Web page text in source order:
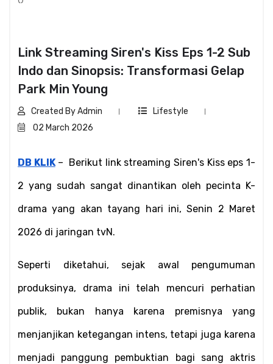
Link Streaming Siren's Kiss Eps 1-2 Sub
Indo dan Sinopsis: Transformasi Gelap
Park Min Young
Created By Admin
Lifestyle
02 March 2026
DB KLIK – Berikut link streaming Siren's Kiss eps 1-
2 yang sudah sangat dinantikan oleh pecinta K-
drama yang akan tayang hari ini, Senin 2 Maret
2026 di jaringan tvN.
Seperti diketahui, sejak awal pengumuman
produksinya, drama ini telah mencuri perhatian
publik, bukan hanya karena premisnya yang
menjanjikan ketegangan intens, tetapi juga karena
menjadi panggung pembuktian bagi sang aktris